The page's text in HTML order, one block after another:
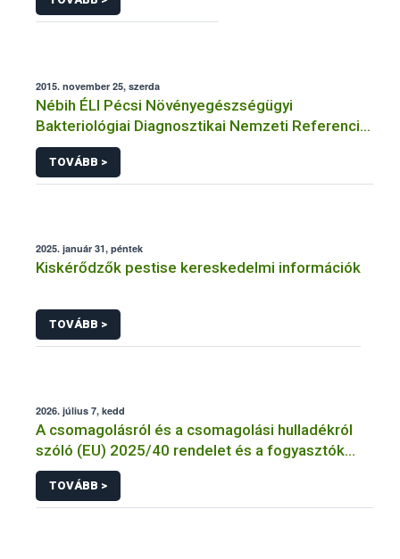
2015. november 25, szerda
Nébih ÉLI Pécsi Növényegészségügyi
Bakteriológiai Diagnosztikai Nemzeti Referencia
Laboratórium
TOVÁBB >
2025. január 31, péntek
Kiskérődzők pestise kereskedelmi információk
TOVÁBB >
2026. július 7, kedd
A csomagolásról és a csomagolási hulladékról
szóló (EU) 2025/40 rendelet és a fogyasztók
élelmiszerekkel kapcsolatos tájékoztatásáról
szóló 1169/2011/EU rendelet jelölési
kötelezettségeinek összehangolásáról szóló
TOVÁBB >